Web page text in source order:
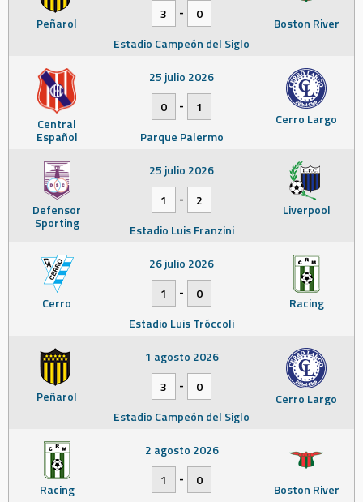
Peñarol Boston River
3
-
0
Estadio Campeón del Siglo
Central
Español
Cerro Largo
25 julio 2026
0
-
1
Parque Palermo
Defensor
Sporting
Liverpool
25 julio 2026
1
-
2
Estadio Luis Franzini
Cerro Racing
26 julio 2026
1
-
0
Estadio Luis Tróccoli
Peñarol Cerro Largo
1 agosto 2026
3
-
0
Estadio Campeón del Siglo
Racing Boston River
2 agosto 2026
1
-
0